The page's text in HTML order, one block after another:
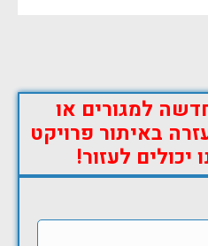
למגורים או
באיתור פרויקט
לעזור!